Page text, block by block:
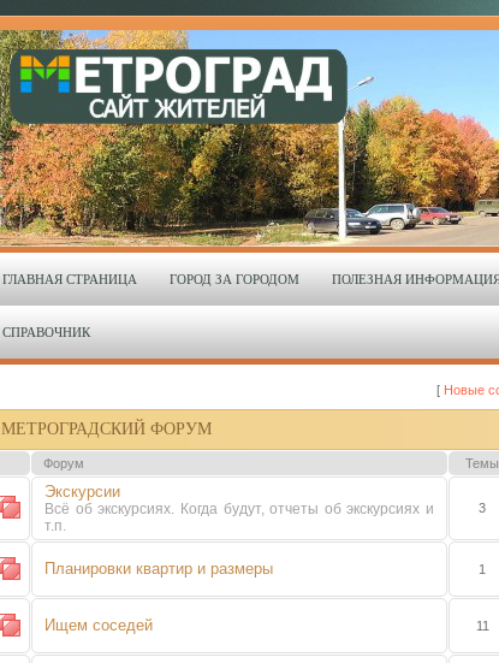
ГЛАВНАЯ СТРАНИЦА ГОРОД ЗА ГОРОДОМ ПОЛЕЗНАЯ
СПРАВОЧНИК
[ Новые
МЕТРОГРАДСКИЙ ФОРУМ
Форум Темы
Экскурсии
Всё об экскурсиях. Когда будут, отчеты об экскурсиях и
т.п.
3
Планировки квартир и размеры 1
Ищем соседей 11